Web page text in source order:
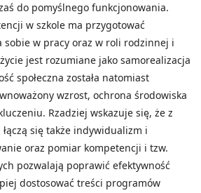
do pomyślnego funkcjonowania.
w szkole ma przygotować
sobie w pracy oraz w roli rodzinnej i
jest rozumiane jako samorealizacja
społeczna została natomiast
wzrost, ochrona środowiska
Rzadziej wskazuje się, że z
się także indywidualizm i
oraz pomiar kompetencji i tzw.
pozwalają poprawić efektywność
dostosować treści programów